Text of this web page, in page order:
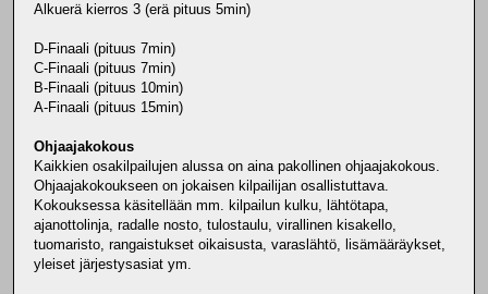
Alkuerä kierros 3 (erä pituus 5min)
D-Finaali (pituus 7min)
C-Finaali (pituus 7min)
B-Finaali (pituus 10min)
A-Finaali (pituus 15min)
Ohjaajakokous
Kaikkien osakilpailujen alussa on aina pakollinen ohjaajakokous.
Ohjaajakokoukseen on jokaisen kilpailijan osallistuttava.
Kokouksessa käsitellään mm. kilpailun kulku, lähtötapa,
ajanottolinja, radalle nosto, tulostaulu, virallinen kisakello,
tuomaristo, rangaistukset oikaisusta, varaslähtö, lisämääräykset,
yleiset järjestysasiat ym.